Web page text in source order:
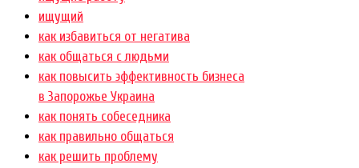
ищущий
как избавиться от негатива
как общаться с людьми
как повысить эффективность бизнеса
в Запорожье Украина
как понять собеседника
как правильно общаться
как решить проблему